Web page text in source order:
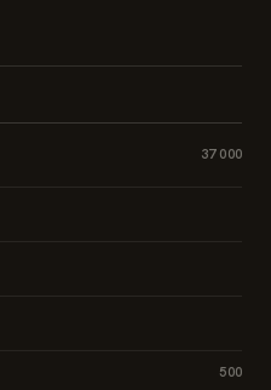
37 000
500